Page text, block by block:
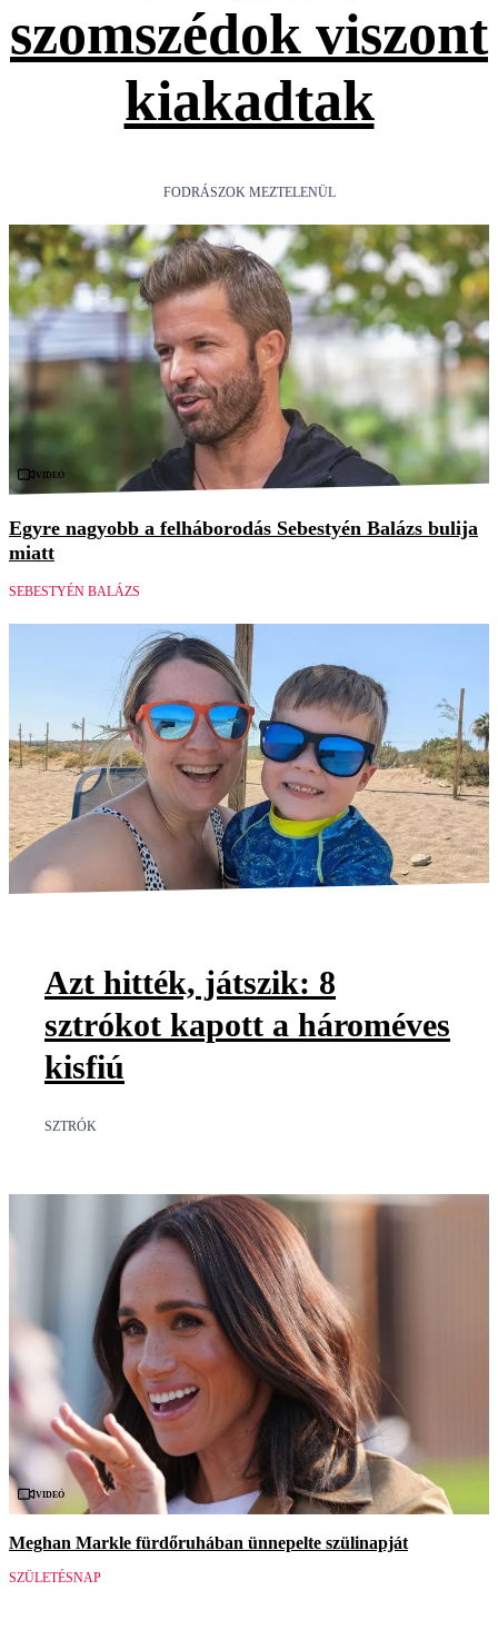
szomszédok viszont
kiakadtak
FODRÁSZOK MEZTELENÜL
Videó
Egyre nagyobb a felháborodás Sebestyén Balázs bulija
miatt
SEBESTYÉN BALÁZS
Azt hitték, játszik: 8
sztrókot kapott a hároméves
kisfiú
SZTRÓK
Videó
Meghan Markle fürdőruhában ünnepelte szülinapját
SZÜLETÉSNAP